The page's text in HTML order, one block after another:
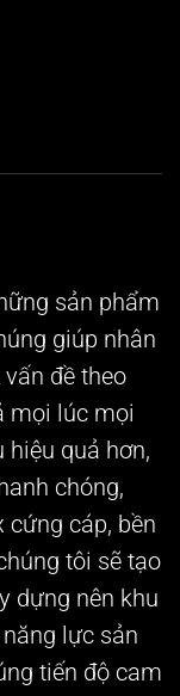
sản phẩm
giúp nhân
đề theo
mọi lúc mọi
quả hơn,
chóng,
cứng cáp, bền
tôi sẽ tạo
dựng nên khu
lực sản
tiến độ cam